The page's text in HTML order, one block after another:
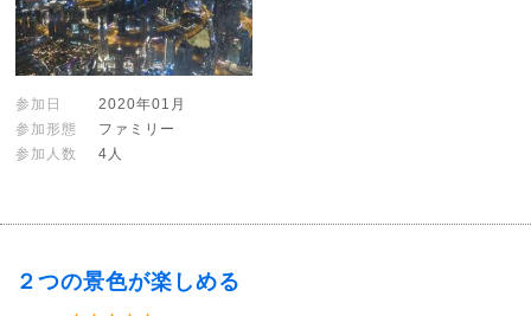
参加日
2020年01月
参加形態
ファミリー
参加人数
4人
２つの景色が楽しめる